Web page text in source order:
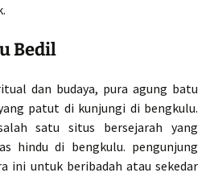
Bedil
dan budaya, pura agung batu
patut di kunjungi di bengkulu.
satu situs bersejarah yang
hindu di bengkulu. pengunjung
ini untuk beribadah atau sekedar